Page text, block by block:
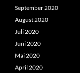
September 2020
August 2020
Juli 2020
Juni 2020
Mai 2020
April 2020